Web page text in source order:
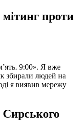
проти
9:00». Я вже
збирали людей на
я виявив мережу
Сирського